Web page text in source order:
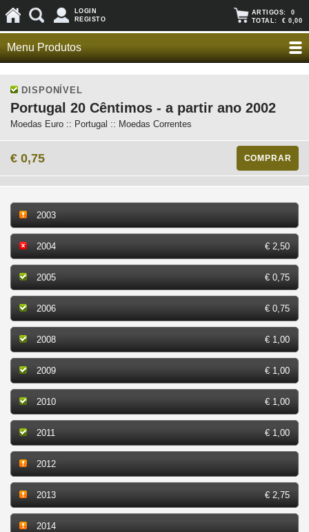
LOGIN
REGISTO
ARTIGOS: 0
TOTAL: € 0,00
Menu Produtos
DISPONÍVEL
Portugal 20 Cêntimos - a partir ano 2002
Moedas Euro :: Portugal :: Moedas Correntes
€ 0,75 COMPRAR
2003
2004 € 2,50
2005 € 0,75
2006 € 0,75
2008 € 1,00
2009 € 1,00
2010 € 1,00
2011 € 1,00
2012
2013 € 2,75
2014